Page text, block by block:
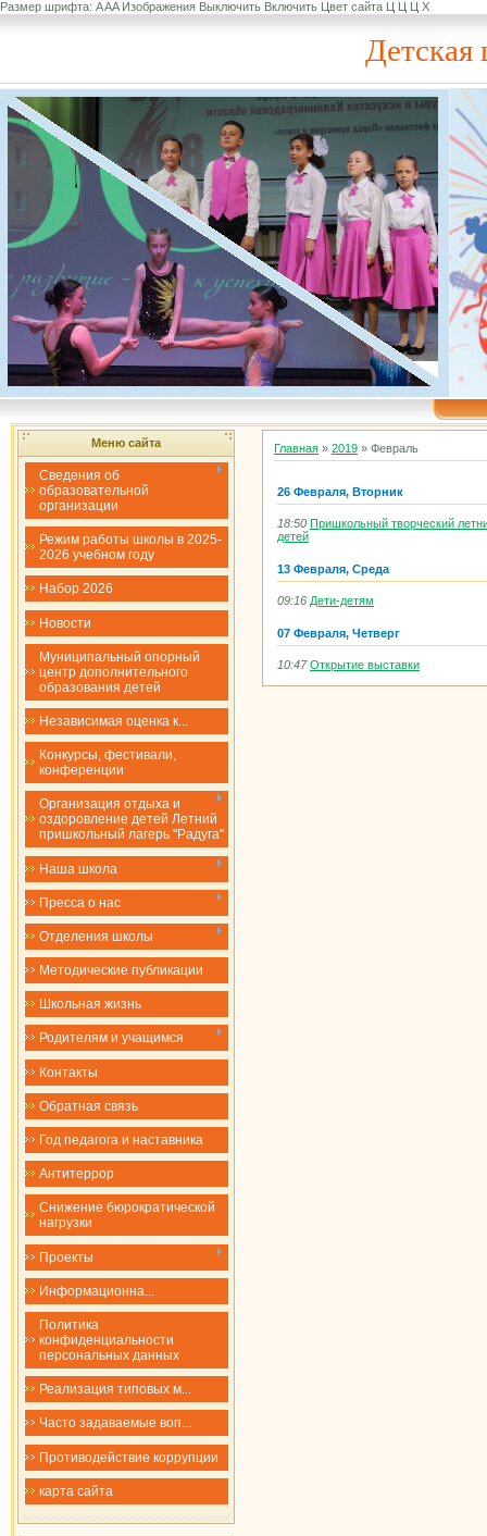
Размер шрифта: AAAИзображения Выключить Включить Цвет сайта Ц Ц Ц Х
Детская
Меню сайта
Сведения об
образовательной
организации
Режим работы школы в 2025-
2026 учебном году
Набор 2026
Новости
Муниципальный опорный
центр дополнительного
образования детей
Независимая оценка к...
Конкурсы, фестивали,
конференции
Организация отдыха и
оздоровление детей Летний
пришкольный лагерь "Радуга"
Наша школа
Пресса о нас
Отделения школы
Методические публикации
Школьная жизнь
Родителям и учащимся
Контакты
Обратная связь
Год педагога и наставника
Антитеррор
Снижение бюрократической
нагрузки
Проекты
​​​​​​​Информационна...
Политика
конфиденциальности
персональных данных
Реализация типовых м...
Часто задаваемые воп...
Противодействие коррупции
карта сайта
Главная » 2019 » Февраль
26 Февраля, Вторник
18:50 Пришкольный творческий
детей
13 Февраля, Среда
09:16 Дети-детям
07 Февраля, Четверг
10:47 Открытие выставки